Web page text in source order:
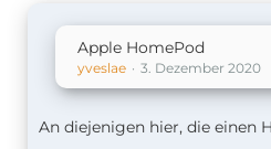
Apple HomePod
yveslae 3. Dezember 2020
An diejenigen hier, die einen